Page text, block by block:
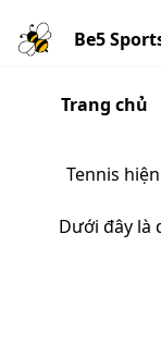
Be5
Trang chủ
Tennis
Dưới đây là